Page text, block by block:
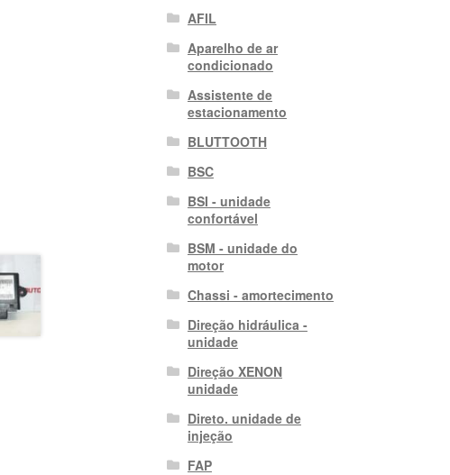
AFIL
Aparelho de ar
condicionado
Assistente de
estacionamento
BLUTTOOTH
BSC
BSI - unidade
confortável
BSM - unidade do
motor
Chassi - amortecimento
Direção hidráulica -
unidade
Direção XENON
unidade
Direto. unidade de
injeção
FAP